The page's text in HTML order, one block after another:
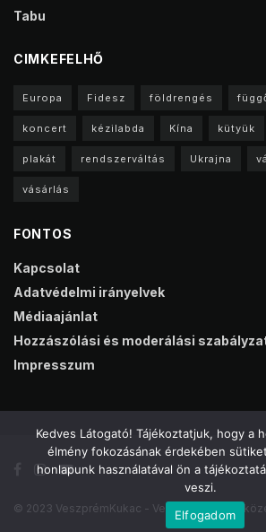
Tabu
CIMKEFELHŐ
Europa Fidesz földrengés
koncert kézilabda Kína kütyük
plakát rendszerváltás Ukrajna
vásárlás
FONTOS
Kapcsolat
Adatvédelmi irányelvek
Médiaajánlat
Hozzászólási és moderálási
Impresszum
© 2023 VeszprémKukac - Veszprém online
Kedves Látogató! Tájékoztatjuk, hogy a
élmény fokozásának érdekében
honlapunk használatával ön a
veszi.
Elfogadom